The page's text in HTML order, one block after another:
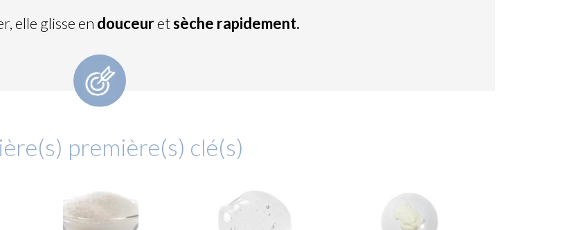
elle glisse en douceuretsèche rapidement.
première(s) clé(s)